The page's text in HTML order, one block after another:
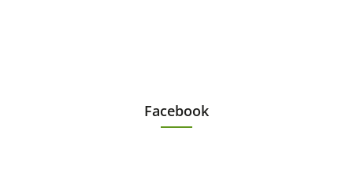
Facebook